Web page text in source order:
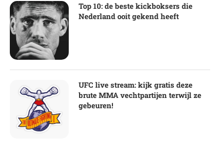
Top 10: de beste kickboksers die
Nederland ooit gekend heeft
UFC live stream: kijk gratis deze
brute MMA vechtpartijen terwijl ze
gebeuren!